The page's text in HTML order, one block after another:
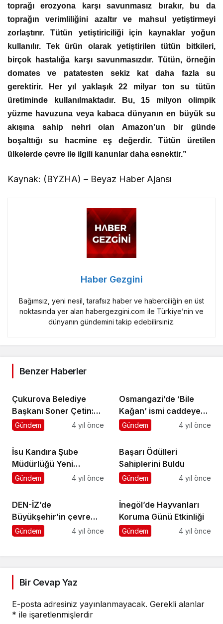
toprağı erozyona karşı savunmasız bırakır, bu da
toprağın verimliliğini azaltır ve mahsul yetiştirmeyi
zorlaştırır. Tütün yetiştiriciliği için kaynaklar yoğun
kullanılır. Tek ürün olarak yetiştirilen tütün bitkileri,
birçok hastalığa karşı savunmasızdır. Tütün, örneğin
domates ve patatesten sekiz kat daha fazla su
gerektirir. Her yıl yaklaşık 22 milyar ton su tütün
üretiminde kullanılmaktadır. Bu, 15 milyon olimpik
yüzme havuzuna veya kabaca dünyanın en büyük su
akışına sahip nehri olan Amazon'un bir günde
boşalttığı su hacmine eş değerdir. Tütün üretilen
ülkelerde çevre ile ilgili kanunlar daha esnektir.”
Kaynak: (BYZHA) – Beyaz Haber Ajansı
Haber Gezgini
Bağımsız, yeni nesil, tarafsız haber ve haberciliğin en üst
noktasında yer alan habergezgini.com ile Türkiye’nin ve
dünyanın gündemini takip edebilirsiniz.
Benzer Haberler
Çukurova Belediye
Başkanı Soner Çetin:
Başöğretmenin
Gündem 4 yıl önce
Osmangazi’de ‘Bile
Kağan’ ismi caddeye
verildi
Gündem 4 yıl önce
İsu Kandıra Şube
Müdürlüğü Yeni
Yerinde
Gündem 4 yıl önce
Başarı Ödülleri
Sahiplerini Buldu
Gündem 4 yıl önce
DEN-İZ’de
Büyükşehir’in çevre
projeleri konuşuldu
Gündem 4 yıl önce
İnegöl’de Hayvanları
Koruma Günü Etkinliği
Gündem 4 yıl önce
Bir Cevap Yaz
E-posta adresiniz yayınlanmayacak. Gerekli alanlar
* ile işaretlenmişlerdir